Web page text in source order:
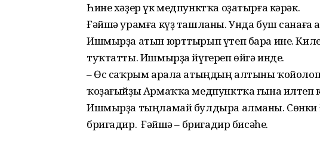
Һине хәҙер үк медпунктҡа оҙатырға кәрәк.
Ғәйшә урамға күҙ ташланы. Унда буш санаға
Ишмырҙа атын юрттырып үтеп бара ине.
туҡтатты. Ишмырҙа йүгереп өйгә инде.
– Өс саҡрым арала атыңдың алтыны
ҡоҙағыйҙы Армаҡҡа медпунктҡа ғына илтеп
Ишмырҙа тыңламай булдыра алманы. Сөнки
бригадир. Ә Ғәйшә – бригадир бисәһе.